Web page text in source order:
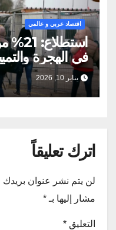
اقتصاد عربي و عالمي
في الهجرة
للمغادرة
يناير 10, 2026
اترك تعليقاً
لن يتم نشر عنوان بريدك
مشار إليها بـ *
التعليق *